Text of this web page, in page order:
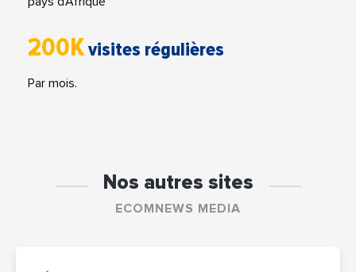
200Kvisites régulières
Par mois.
Nos autres sites
ECOMNEWS MEDIA